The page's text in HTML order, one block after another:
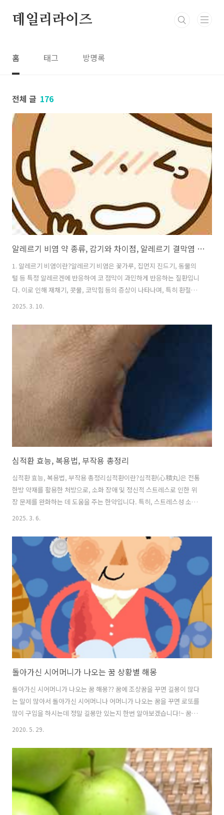
데일리라이즈
홈 태그 방명록
전체 글 176
알레르기 비염 약 종류, 감기와 차이점, 알레르기 결막염 증상 총정리
1. 알레르기 비염이란?알레르기 비염은 꽃가루, 집먼지 진드기, 동물의
털 등 특정 알레르겐에 반응하여 코 점막이 과민하게 반응하는 질환입니
다. 이로 인해 재채기, 콧물, 코막힘 등의 증상이 나타나며, 특히 환절기
나 특정 환경에서 증상이 심해질 수 있습니다.2. 알레르기 비염 증상과
기 쉽지만 몇 가지 차이점이 있으니 확인해서 자신의 병명이 무엇인지
를 좀 더 잘 구분하는 것이 바람직합니다. 구분알레르기 비염감기원인
꽃가루, 집먼지 진드기 등 알레르겐바이러스 감염콧물맑고 물처럼 흐름
점성이 있고 누렇거나 초록빛일 수 있음재채기연속적으로 여러 번간헐
적으로 발생코막힘자주 발생하며 지속됨코막힘과 함께 목의 통증, 가
래 동반 가능발열없음미열 또는 고열 ..
2025. 3. 10.
심적환 효능, 복용법, 부작용 총정리
심적환 효능, 복용법, 부작용 총정리심적환이란?심적환(心積丸)은 전통
한방 약재를 활용한 처방으로, 소화 장애 및 정신적 스트레스로 인한 위
장 문제를 완화하는 데 도움을 주는 한약입니다. 특히, 스트레스성 소화
불량, 가슴 답답함, 식욕 저하 등의 증상을 개선하는 데 효과적입니다. 즉
주요 효능1. 소화 기능 개선 심적환은 위장의 기능을 강화하고 소화불량,
속 쓰림, 복부 팽만감 등의 증상을 완화하는 데 효과적입니다. 2. 스트레
스 완화 및 신경 안정 심리적인 스트레스가 위장에 영향을 미칠 때, 심적
환은 마음을 안정시키고 신경을 진정시키는 역할을 합니다. 3. 식욕 증진
소화 기능이 저하되거나 신경성 식욕 감퇴가 있는 경우, 심적환이..
2025. 3. 6.
돌아가신 시어머니가 나오는 꿈 상황별 해몽
돌아가신 시어머니가 나오는 꿈 해몽?? 꿈에 조상꿈을 꾸면 길몽이 많다
는 말이 많아서 돌아가신 시어머니나 어머니가 나오는 꿈을 꾸면 로또를
많이 구입을 하시는데 정말 길몽만 있는지 한번 알아보겠습니다!~ 꿈에
돌아가신 시어머니의 제사를 준비하거나 지내는꿈 ---집안에 안좋았던
이 아주 평안해지는 시어머니꿈 입니다. 꿈에서 시어머니가 도둑이나 강
도에게 죽임을 당하는 꿈 ---시어머니가 건강하게 오래 사시며 집안에 경
사가 생기는 꿈 입니다. 꿈에서 돌아가신 시어머니가 슬픈 모습으로 나타
나는 꿈 ---가족중 질병이나 사고수 금전운이 안좋게 되는 꿈 입니다. 그
럼 꿈에서 돌아가신 시어머니가 밝은 모습으로 나오시는 꿈 ---위의 내용
과는 반대되는 일..
2020. 5. 29.